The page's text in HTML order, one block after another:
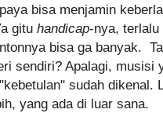
bisa menjamin
gitu handicap-nya,
bisa ga banyak.
sendiri? Apalagi, musisi
sudah dikenal.
yang ada di luar sana.